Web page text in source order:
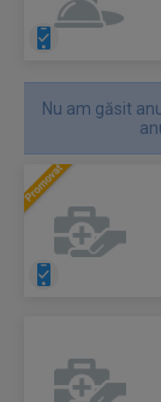
Nu am găsit